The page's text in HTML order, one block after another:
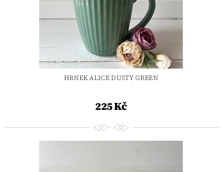
HRNEK ALICE DUSTY GREEN
225 Kč